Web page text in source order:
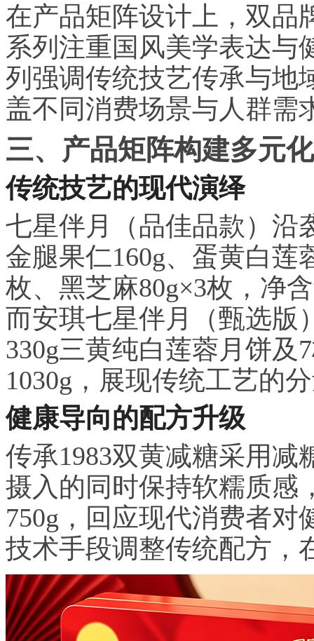
在产品矩阵设计上，双品
系列注重国风美学表达与
列强调传统技艺传承与地
盖不同消费场景与人群需
三、产品矩阵构建多元
传统技艺的现代演绎
七星伴月（品佳品款）沿
金腿果仁160g、蛋黄白莲
枚、黑芝麻80g×3枚，净
而安琪七星伴月（甄选版
330g三黄纯白莲蓉月饼及
1030g，展现传统工艺的
健康导向的配方升级
传承1983双黄减糖采用
摄入的同时保持软糯质感
750g，回应现代消费者
技术手段调整传统配方，